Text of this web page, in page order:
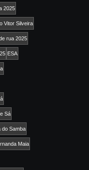
2025
Vitor Silveira
rua 2025
ESA
Sá
do Samba
Maia